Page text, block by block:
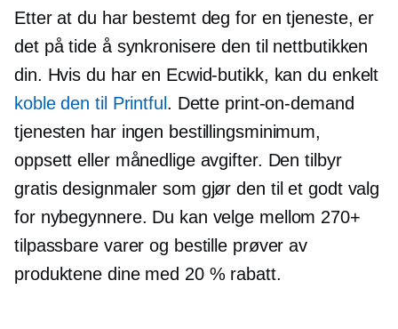
Etter at du har bestemt deg for en tjeneste, er
det på tide å synkronisere den til nettbutikken
din. Hvis du har en Ecwid-butikk, kan du enkelt
koble den til Printful . Dette print-on-demand
tjenesten har ingen bestillingsminimum,
oppsett eller månedlige avgifter. Den tilbyr
gratis designmaler som gjør den til et godt valg
for nybegynnere. Du kan velge mellom 270+
tilpassbare varer og bestille prøver av
produktene dine med 20 % rabatt.